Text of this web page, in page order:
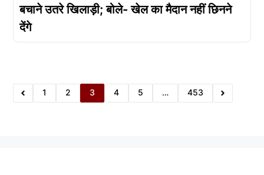
बचाने उतरे खिलाड़ी; बोले- खेल का मैदान नहीं छिनने
देंगे
1 2 3 4 5 … 453